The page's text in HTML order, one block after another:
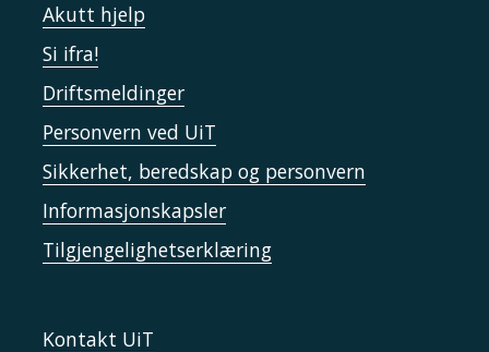
Akutt hjelp
Si ifra!
Driftsmeldinger
Personvern ved UiT
Sikkerhet, beredskap og personvern
Informasjonskapsler
Tilgjengelighetserklæring
Kontakt UiT